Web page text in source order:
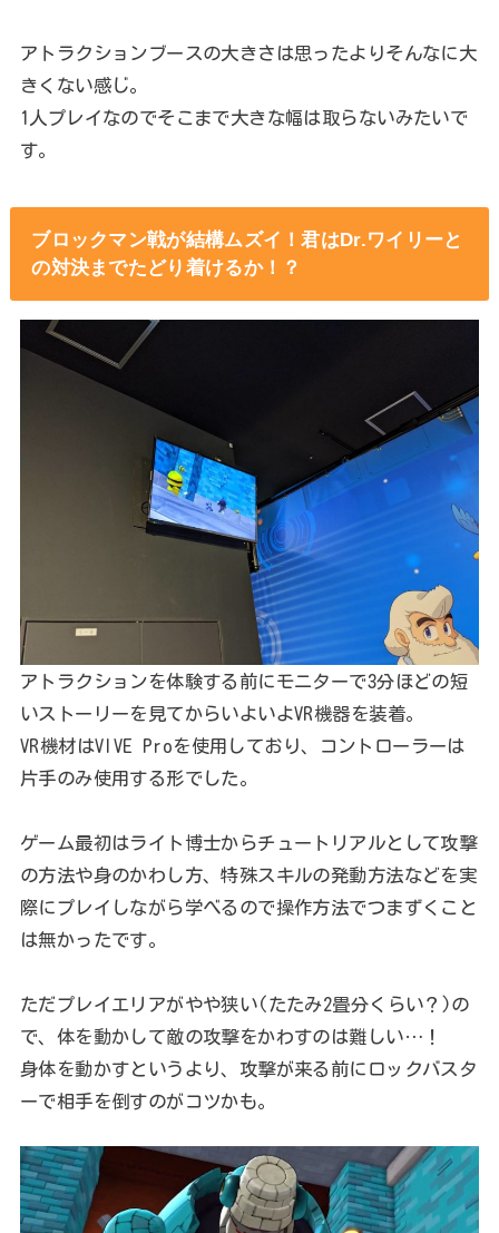
アトラクションブースの大きさは思ったよりそんなに大
きくない感じ。
1人プレイなのでそこまで大きな幅は取らないみたいで
す。
ブロックマン戦が結構ムズイ！君はDr.ワイリーと
の対決までたどり着けるか！？
アトラクションを体験する前にモニターで3分ほどの短
いストーリーを見てからいよいよVR機器を装着。
VR機材はVIVE Proを使用しており、コントローラーは
片手のみ使用する形でした。
ゲーム最初はライト博士からチュートリアルとして攻撃
の方法や身のかわし方、特殊スキルの発動方法などを実
際にプレイしながら学べるので操作方法でつまずくこと
は無かったです。
ただプレイエリアがやや狭い(たたみ2畳分くらい？)の
で、体を動かして敵の攻撃をかわすのは難しい…！
身体を動かすというより、攻撃が来る前にロックバスタ
ーで相手を倒すのがコツかも。